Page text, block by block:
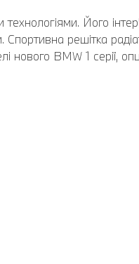
Його
Спортивна решітка
нового BMW 1 серії,